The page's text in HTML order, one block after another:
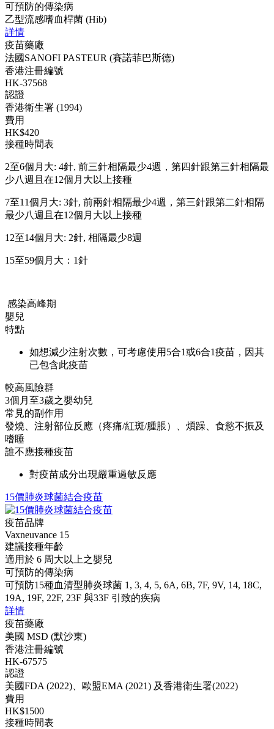
可預防的傳染病
乙型流感嗜血桿菌 (Hib)
詳情
疫苗藥廠
法國SANOFI PASTEUR (賽諾菲巴斯德)
香港注冊編號
HK-37568
認證
香港衛生署 (1994)
費用
HK$420
接種時間表
2至6個月大: 4針, 前三針相隔最少4週，第四針跟第三針相隔最
少八週且在12個月大以上接種
7至11個月大: 3針, 前兩針相隔最少4週，第三針跟第二針相隔
最少八週且在12個月大以上接種
12至14個月大: 2針, 相隔最少8週
15至59個月大：1針
感染高峰期
嬰兒
特點
如想減少注射次數，可考慮使用5合1或6合1疫苗，因其
已包含此疫苗
較高風險群
3個月至3歲之嬰幼兒
常見的副作用
發燒、注射部位反應（疼痛/紅斑/腫脹）、煩躁、食慾不振及
嗜睡
誰不應接種疫苗
對疫苗成分出現嚴重過敏反應
15價肺炎球菌結合疫苗
疫苗品牌
Vaxneuvance 15
建議接種年齡
適用於 6 周大以上之嬰兒
可預防的傳染病
可預防15種血清型肺炎球菌 1, 3, 4, 5, 6A, 6B, 7F, 9V, 14, 18C,
19A, 19F, 22F, 23F 與33F 引致的疾病
詳情
疫苗藥廠
美國 MSD (默沙東)
香港注冊編號
HK-67575
認證
美國FDA (2022)、歐盟EMA (2021) 及香港衛生署(2022)
費用
HK$1500
接種時間表